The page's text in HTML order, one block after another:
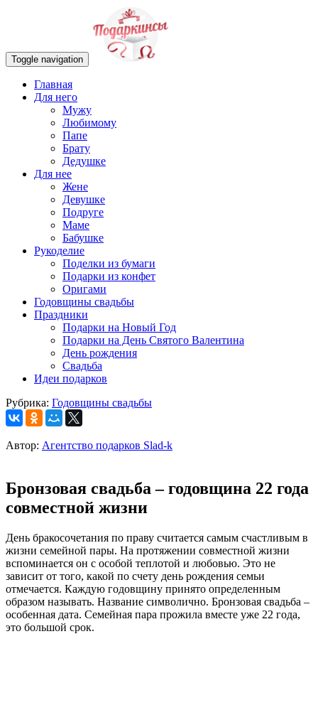
Toggle navigation
Главная
Для него
Мужу
Любимому
Папе
Брату
Дедушке
Для нее
Жене
Девушке
Подруге
Маме
Бабушке
Рукоделие
Поделки из бумаги
Подарки из конфет
Оригами
Годовщины свадьбы
Праздники
Подарки на Новый Год
Подарки на День Святого Валентина
День рождения
Свадьба
Идеи подарков
Рубрика: Годовщины свадьбы
Автор: Агентство подарков Slad-k
Бронзовая свадьба – годовщина 22 года
совместной жизни
День бракосочетания по праву считается самым счастливым в
жизни семейной пары. На протяжении совместной жизни
вспоминается он с особой теплотой и любовью. Это не
зависит от того, какой по счету день рождения семьи
отмечается. Каждую годовщину принято определенным
образом называть. Название символично. Бронзовая свадьба –
особенная дата. Семейная пара прожила вместе уже 22 года,
это большой срок.